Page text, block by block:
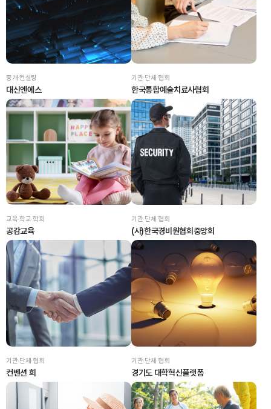
중개·컨설팅
대신엔에스
기관·단체·협회
한국통합예술치료사협회
교육·학교·학회
공감교육
기관·단체·협회
(사)한국경비원협회중앙회
기관·단체·협회
컨벤션 희
기관·단체·협회
경기도 대학혁신플랫폼